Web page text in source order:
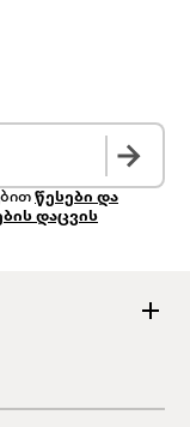
წესები და
დაცვის